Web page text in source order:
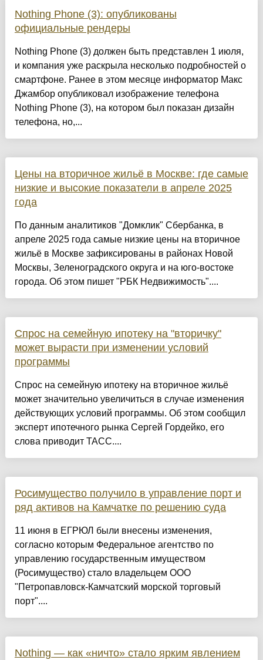
Nothing Phone (3): опубликованы
официальные рендеры
Nothing Phone (3) должен быть представлен 1 июля,
и компания уже раскрыла несколько подробностей о
смартфоне. Ранее в этом месяце информатор Макс
Джамбор опубликовал изображение телефона
Nothing Phone (3), на котором был показан дизайн
телефона, но,...
Цены на вторичное жильё в Москве: где самые
низкие и высокие показатели в апреле 2025
года
По данным аналитиков "Домклик" Сбербанка, в
апреле 2025 года самые низкие цены на вторичное
жильё в Москве зафиксированы в районах Новой
Москвы, Зеленоградского округа и на юго-востоке
города. Об этом пишет "РБК Недвижимость"....
Спрос на семейную ипотеку на "вторичку"
может вырасти при изменении условий
программы
Спрос на семейную ипотеку на вторичное жильё
может значительно увеличиться в случае изменения
действующих условий программы. Об этом сообщил
эксперт ипотечного рынка Сергей Гордейко, его
слова приводит ТАСС....
Росимущество получило в управление порт и
ряд активов на Камчатке по решению суда
11 июня в ЕГРЮЛ были внесены изменения,
согласно которым Федеральное агентство по
управлению государственным имуществом
(Росимущество) стало владельцем ООО
"Петропавловск-Камчатский морской торговый
порт"....
Nothing — как «ничто» стало ярким явлением